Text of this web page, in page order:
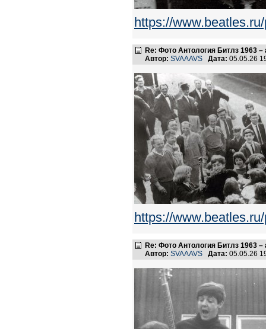
https://
Re: Фото Антология Битлз 1963 –
Автор: SVAAAVS Дата: 05.05.26
https://
Re: Фото Антология Битлз 1963 –
Автор: SVAAAVS Дата: 05.05.26